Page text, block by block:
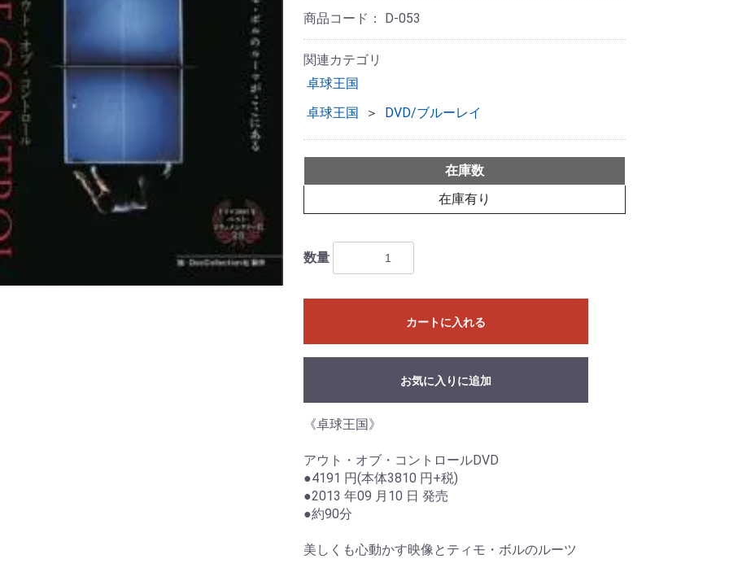
商品コード： D-053
関連カテゴリ
卓球王国
卓球王国
＞ DVD/ブルーレイ
在庫数
在庫有り
数量
カートに入れる
お気に入りに追加
《卓球王国》
アウト・オブ・コントロールDVD
●4191 円(本体3810 円+税)
●2013 年09 月10 日 発売
●約90分
美しくも心動かす映像とティモ・ボルのルーツ